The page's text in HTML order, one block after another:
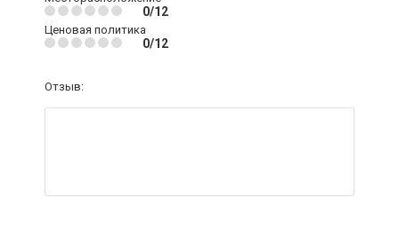
0/12
Ценовая политика
0/12
Отзыв: